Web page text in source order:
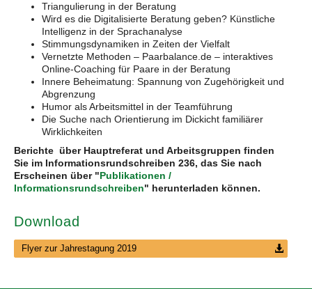
Triangulierung in der Beratung
Wird es die Digitalisierte Beratung geben? Künstliche
Intelligenz in der Sprachanalyse
Stimmungsdynamiken in Zeiten der Vielfalt
Vernetzte Methoden – Paarbalance.de – interaktives
Online-Coaching für Paare in der Beratung
Innere Beheimatung: Spannung von Zugehörigkeit und
Abgrenzung
Humor als Arbeitsmittel in der Teamführung
Die Suche nach Orientierung im Dickicht familiärer
Wirklichkeiten
Berichte über Hauptreferat und Arbeitsgruppen finden
Sie im Informationsrundschreiben 236, das Sie nach
Erscheinen über "Publikationen /
Informationsrundschreiben" herunterladen können.
Download
Flyer zur Jahrestagung 2019